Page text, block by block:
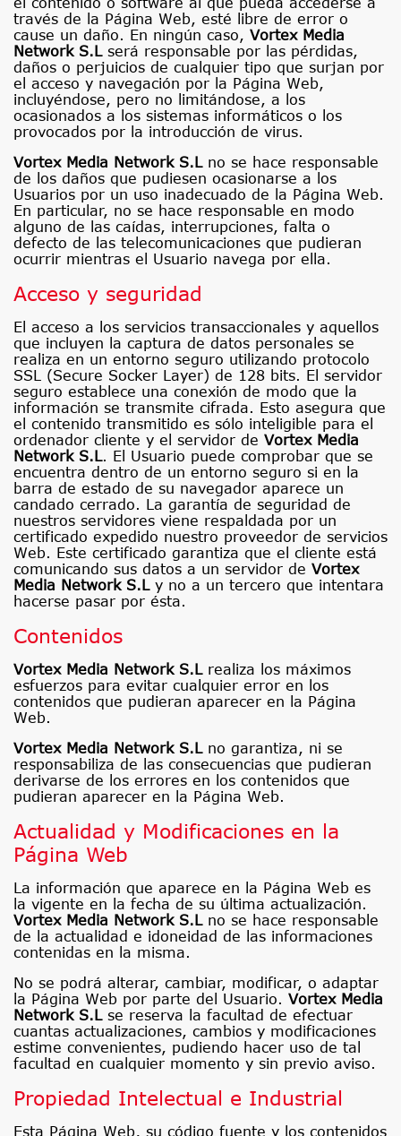
través de la Página Web, esté libre de error o
cause un daño. En ningún caso, Vortex Media
Network S.Lserá responsable por las pérdidas,
daños o perjuicios de cualquier tipo que surjan por
el acceso y navegación por la Página Web,
incluyéndose, pero no limitándose, a los
ocasionados a los sistemas informáticos o los
provocados por la introducción de virus.
Vortex Media Network S.Lno se hace responsable
de los daños que pudiesen ocasionarse a los
Usuarios por un uso inadecuado de la Página Web.
En particular, no se hace responsable en modo
alguno de las caídas, interrupciones, falta o
defecto de las telecomunicaciones que pudieran
ocurrir mientras el Usuario navega por ella.
Acceso y seguridad
El acceso a los servicios transaccionales y aquellos
que incluyen la captura de datos personales se
realiza en un entorno seguro utilizando protocolo
SSL (Secure Socker Layer) de 128 bits. El servidor
seguro establece una conexión de modo que la
información se transmite cifrada. Esto asegura que
el contenido transmitido es sólo inteligible para el
ordenador cliente y el servidor de Vortex Media
Network S.L. El Usuario puede comprobar que se
encuentra dentro de un entorno seguro si en la
barra de estado de su navegador aparece un
candado cerrado. La garantía de seguridad de
nuestros servidores viene respaldada por un
certificado expedido nuestro proveedor de servicios
Web. Este certificado garantiza que el cliente está
comunicando sus datos a un servidor de Vortex
Media Network S.Ly no a un tercero que intentara
hacerse pasar por ésta.
Contenidos
Vortex Media Network S.Lrealiza los máximos
esfuerzos para evitar cualquier error en los
contenidos que pudieran aparecer en la Página
Web.
Vortex Media Network S.Lno garantiza, ni se
responsabiliza de las consecuencias que pudieran
derivarse de los errores en los contenidos que
pudieran aparecer en la Página Web.
Actualidad y Modificaciones en la
Página Web
La información que aparece en la Página Web es
la vigente en la fecha de su última actualización.
Vortex Media Network S.Lno se hace responsable
de la actualidad e idoneidad de las informaciones
contenidas en la misma.
No se podrá alterar, cambiar, modificar, o adaptar
la Página Web por parte del Usuario. Vortex Media
Network S.Lse reserva la facultad de efectuar
cuantas actualizaciones, cambios y modificaciones
estime convenientes, pudiendo hacer uso de tal
facultad en cualquier momento y sin previo aviso.
Propiedad Intelectual e Industrial
Esta Página Web, su código fuente y los contenidos